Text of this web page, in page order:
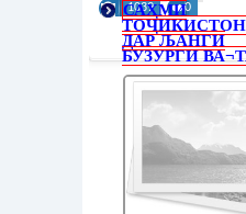
1039
0
САҲМИ
ДАР ЉАНГИ
БУЗУРГИ